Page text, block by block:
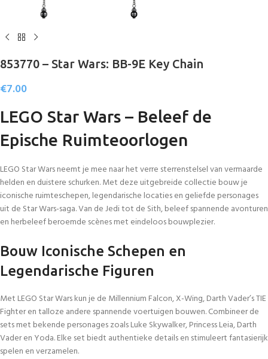
853770 – Star Wars: BB-9E Key Chain
€7.00
LEGO Star Wars – Beleef de
Epische Ruimteoorlogen
LEGO Star Wars neemt je mee naar het verre sterrenstelsel van vermaarde
helden en duistere schurken. Met deze uitgebreide collectie bouw je
iconische ruimteschepen, legendarische locaties en geliefde personages
uit de Star Wars-saga. Van de Jedi tot de Sith, beleef spannende avonturen
en herbeleef beroemde scènes met eindeloos bouwplezier.
Bouw Iconische Schepen en
Legendarische Figuren
Met LEGO Star Wars kun je de Millennium Falcon, X-Wing, Darth Vader’s TIE
Fighter en talloze andere spannende voertuigen bouwen. Combineer de
sets met bekende personages zoals Luke Skywalker, Princess Leia, Darth
Vader en Yoda. Elke set biedt authentieke details en stimuleert fantasierijk
spelen en verzamelen.